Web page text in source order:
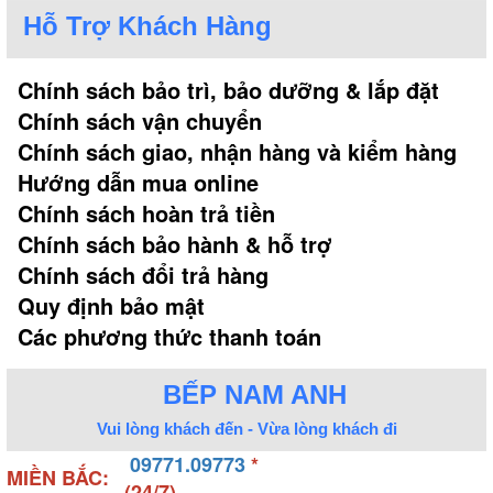
3. Kích thước, kiểu dáng
Máy hút mùi Lorca được thiết kế mang những kiểu
dáng và kích thước khác nhau. Do đó, thích hợp với
những thiết kế không gian nhà bếp khác nhau.
Kiểu dáng cơ bản của máy hút mùi thương hiệu
Lorca: âm tủ, kính cong, cổ điển, kính vát, chữ T,...
Thông thường kích thước của máy hút mùi cơ bản
từ 60cm đến 90cm. Vì vậy thích hợp với nhiều
không gian bếp của gia đình Việt.
Hỗ Trợ Khách Hàng
Chính sách bảo trì, bảo dưỡng & lắp đặt
Chính sách vận chuyển
Chính sách giao, nhận hàng và kiểm hàng
Hướng dẫn mua online
Chính sách hoàn trả tiền
Chính sách bảo hành & hỗ trợ
Chính sách đổi trả hàng
Quy định bảo mật
Các phương thức thanh toán
BẾP NAM ANH
Vui lòng khách đến - Vừa lòng khách đi
MIỀN BẮC: 09771.09773*